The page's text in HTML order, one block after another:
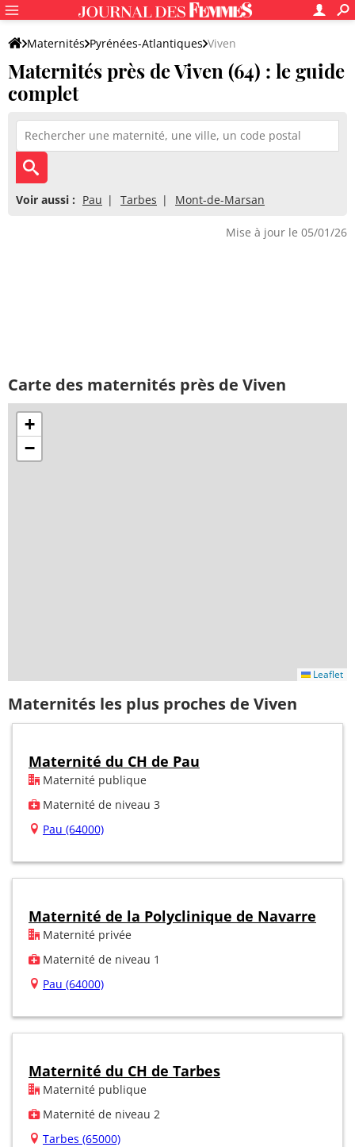
Maternités Pyrénées-Atlantiques Viven
Maternités près de Viven (64) : le guide
complet
Voir aussi : Pau Tarbes Mont-de-Marsan
Mise à jour le 05/01/26
Carte des maternités près de Viven
+
−
Leaflet
Maternités les plus proches de Viven
Maternité du CH de Pau
Maternité publique
Maternité de niveau 3
Pau (64000)
Maternité de la Polyclinique de Navarre
Maternité privée
Maternité de niveau 1
Pau (64000)
Maternité du CH de Tarbes
Maternité publique
Maternité de niveau 2
Tarbes (65000)